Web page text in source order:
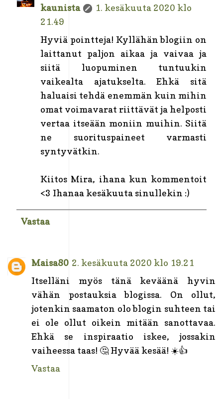
kaunista
1. kesäkuuta 2020 klo
21.49
Hyviä pointteja! Kyllähän blogiin on
laittanut paljon aikaa ja vaivaa ja
siitä luopuminen tuntuukin
vaikealta ajatukselta. Ehkä sitä
haluaisi tehdä enemmän kuin mihin
omat voimavarat riittävät ja helposti
vertaa itseään moniin muihin. Siitä
ne suorituspaineet varmasti
syntyvätkin.
Kiitos Mira, ihana kun kommentoit
<3 Ihanaa kesäkuuta sinullekin :)
Vastaa
Maisa80 2. kesäkuuta 2020 klo 19.21
Itselläni myös tänä keväänä hyvin
vähän postauksia blogissa. On ollut,
jotenkin saamaton olo blogin suhteen tai
ei ole ollut oikein mitään sanottavaa.
Ehkä se inspiraatio iskee, jossakin
vaiheessa taas! 🤔 Hyvää kesää! ☀️👍
Vastaa